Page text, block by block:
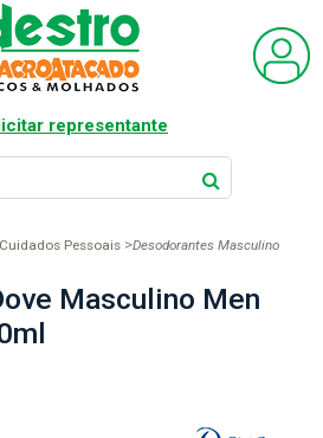
representante
Cuidados Pessoais Desodorantes Masculino
Masculino Men